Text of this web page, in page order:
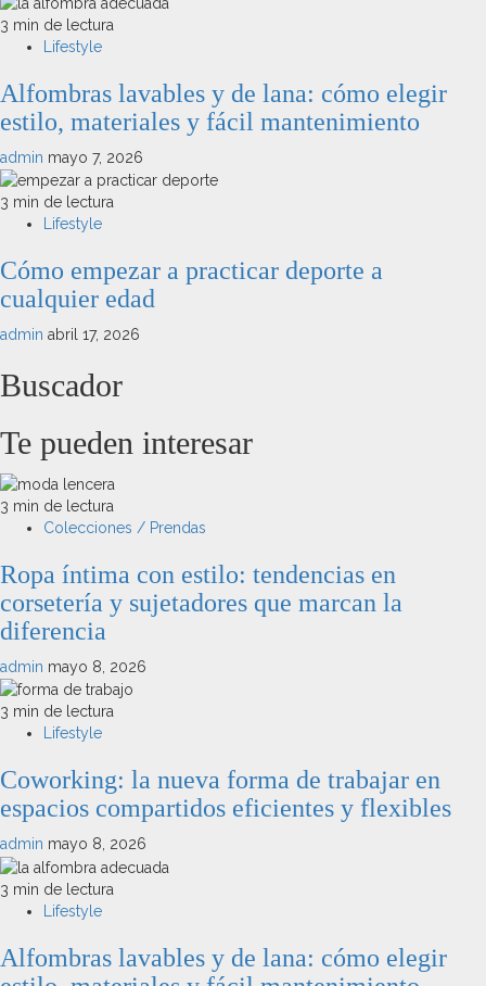
3 min de lectura
Lifestyle
Alfombras lavables y de lana: cómo elegir
estilo, materiales y fácil mantenimiento
admin mayo 7, 2026
3 min de lectura
Lifestyle
Cómo empezar a practicar deporte a
cualquier edad
admin abril 17, 2026
Buscador
Te pueden interesar
3 min de lectura
Colecciones / Prendas
Ropa íntima con estilo: tendencias en
corsetería y sujetadores que marcan la
diferencia
admin mayo 8, 2026
3 min de lectura
Lifestyle
Coworking: la nueva forma de trabajar en
espacios compartidos eficientes y flexibles
admin mayo 8, 2026
3 min de lectura
Lifestyle
Alfombras lavables y de lana: cómo elegir